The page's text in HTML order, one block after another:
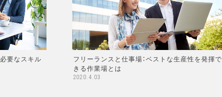
要なスキル
フリーランスと仕事場：ベストな生産性を発揮で
きる作業場とは
2020.4.03